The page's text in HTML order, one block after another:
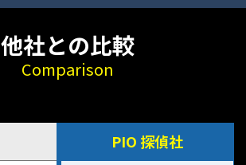
他社との比較
Comparison
PIO 探偵社